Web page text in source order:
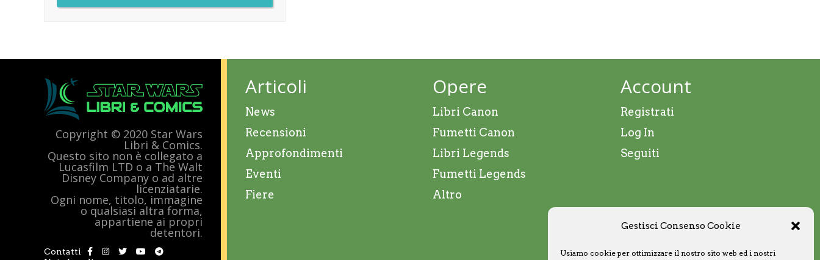
Gestisci Consenso Cookie
Usiamo cookie per ottimizzare il nostro sito web ed i nostri
Copyright © 2020 Star Wars
Libri & Comics.
Questo sito non è collegato a
Lucasfilm LTD o a The Walt
Disney Company o ad altre
licenziatarie.
Ogni nome, titolo, immagine
o qualsiasi altra forma,
appartiene ai propri
detentori.
Contatti
Articoli
News
Recensioni
Approfondimenti
Eventi
Fiere
Opere
Libri Canon
Fumetti Canon
Libri Legends
Fumetti Legends
Altro
Account
Registrati
Log In
Seguiti